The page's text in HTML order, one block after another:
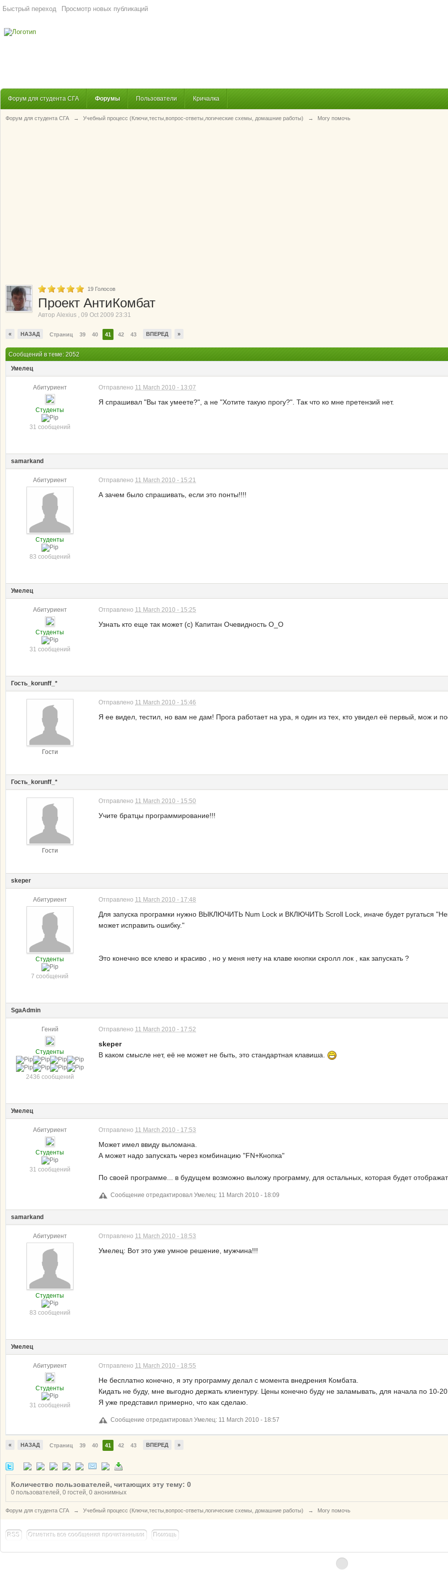
Быстрый переход Просмотр новых публикаций
Форум для студента СГА Форумы Пользователи Кричалка
Форум для студента СГА → Учебный процесс (Ключи,тесты,вопрос-ответы,логические схемы, домашние работы) → Могу помочь
19 Голосов
Проект АнтиКомбат
Автор Alexius , 09 Oct 2009 23:31
« НАЗАД Страниц 39 40 41 42 43 ВПЕРЕД »
Сообщений в теме: 2052
Умелец
Абитуриент
Студенты
31 сообщений
Отправлено 11 March 2010 - 13:07
Я спрашивал "Вы так умеете?", а не "Хотите такую прогу?". Так что ко мне претензий нет.
samarkand
Абитуриент
Студенты
83 сообщений
Отправлено 11 March 2010 - 15:21
А зачем было спрашивать, если это понты!!!!
Умелец
Абитуриент
Студенты
31 сообщений
Отправлено 11 March 2010 - 15:25
Узнать кто еще так может (с) Капитан Очевидность O_O
Гость_korunff_*
Гости
Отправлено 11 March 2010 - 15:46
Я ее видел, тестил, но вам не дам! Прога работает на ура, я один из тех, кто увидел её первый, мож и
Гость_korunff_*
Гости
Отправлено 11 March 2010 - 15:50
Учите братцы программирование!!!
skeper
Абитуриент
Студенты
7 сообщений
Отправлено 11 March 2010 - 17:48
Для запуска програмки нужно ВЫКЛЮЧИТЬ Num Lock и ВКЛЮЧИТЬ Scroll Lock, иначе будет ругаться
может исправить ошибку."
Это конечно все клево и красиво , но у меня нету на клаве кнопки скролл лок , как запускать ?
SgaAdmin
Гений
Студенты
2436 сообщений
Отправлено 11 March 2010 - 17:52
skeper
В каком смысле нет, её не может не быть, это стандартная клавиша.
Умелец
Абитуриент
Студенты
31 сообщений
Отправлено 11 March 2010 - 17:53
Может имел ввиду выломана.
А может надо запускать через комбинацию "FN+Кнопка"
По своей программе... в будущем возможно выложу программу, для остальных, которая будет
Сообщение отредактировал Умелец: 11 March 2010 - 18:09
samarkand
Абитуриент
Студенты
83 сообщений
Отправлено 11 March 2010 - 18:53
Умелец: Вот это уже умное решение, мужчина!!!
Умелец
Абитуриент
Студенты
31 сообщений
Отправлено 11 March 2010 - 18:55
Не бесплатно конечно, я эту программу делал с момента внедрения Комбата.
Кидать не буду, мне выгодно держать клиентуру. Цены конечно буду не заламывать, для начала по 10-
Я уже представил примерно, что как сделаю.
Сообщение отредактировал Умелец: 11 March 2010 - 18:57
« НАЗАД Страниц 39 40 41 42 43 ВПЕРЕД »
Количество пользователей, читающих эту тему: 0
0 пользователей, 0 гостей, 0 анонимных
Форум для студента СГА → Учебный процесс (Ключи,тесты,вопрос-ответы,логические схемы, домашние работы) → Могу помочь
RSS Отметить все сообщения прочитанными Помощь